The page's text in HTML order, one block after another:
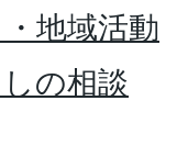
地域活動
の相談